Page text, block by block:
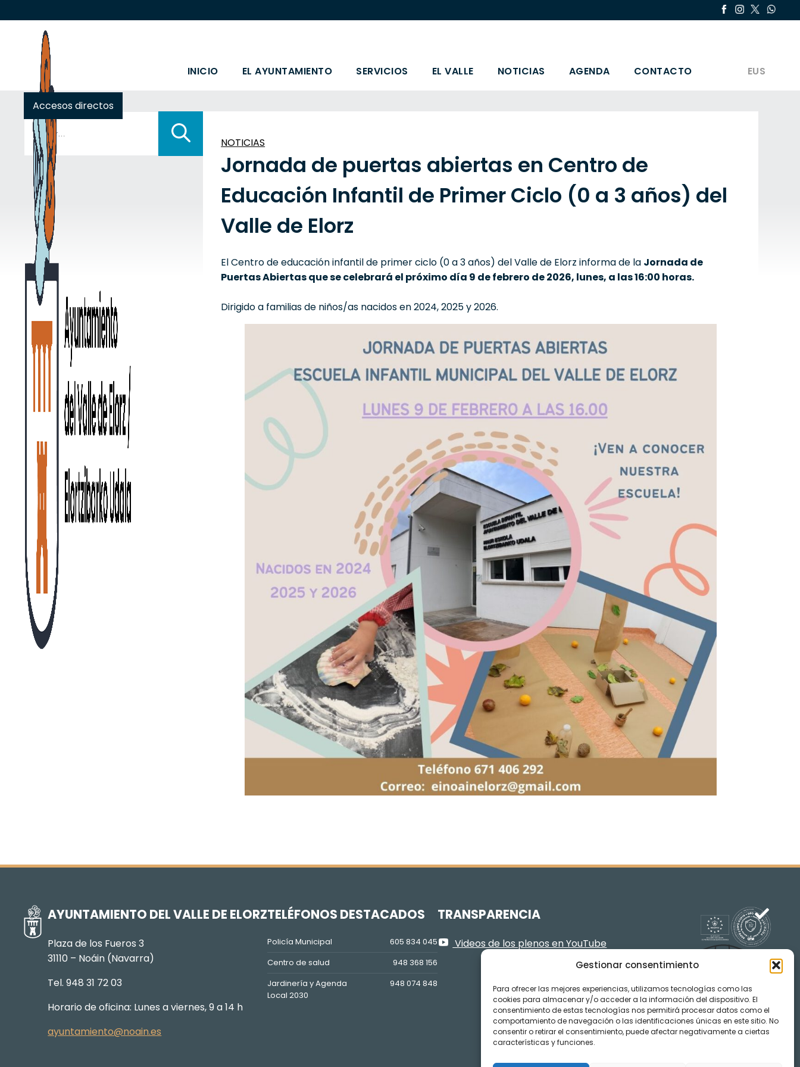
Gestionar consentimiento
Para ofrecer las mejores experiencias, utilizamos tecnologías como las
cookies para almacenar y/o acceder a la información del dispositivo. El
consentimiento de estas tecnologías nos permitirá procesar datos como el
comportamiento de navegación o las identificaciones únicas en este sitio. No
consentir o retirar el consentimiento, puede afectar negativamente a ciertas
características y funciones.
INICIO EL AYUNTAMIENTO SERVICIOS EL VALLE NOTICIAS AGENDA CONTACTO EUS
Accesos directos
Buscar:
NOTICIAS
Jornada de puertas abiertas en Centro de
Educación Infantil de Primer Ciclo (0 a 3 años) del
Valle de Elorz
El Centro de educación infantil de primer ciclo (0 a 3 años) del Valle de Elorz informa de la Jornada de
Puertas Abiertas que se celebrará el próximo día 9 de febrero de 2026, lunes, a las 16:00 horas.
Dirigido a familias de niños/as nacidos en 2024, 2025 y 2026.
AYUNTAMIENTO DEL VALLE DE ELORZ
Plaza de los Fueros 3
31110 – Noáin (Navarra)
Tel. 948 31 72 03
Horario de oficina: Lunes a viernes, 9 a 14 h
ayuntamiento@noain.es
TELÉFONOS DESTACADOS
Policía Municipal
605 834 045
Centro de salud
948 368 156
Jardinería y Agenda
Local 2030
948 074 848
TRANSPARENCIA
Videos de los plenos en YouTube